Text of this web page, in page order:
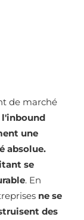
de marché
l'inbound
une
absolue.
se
. En
ne se
des